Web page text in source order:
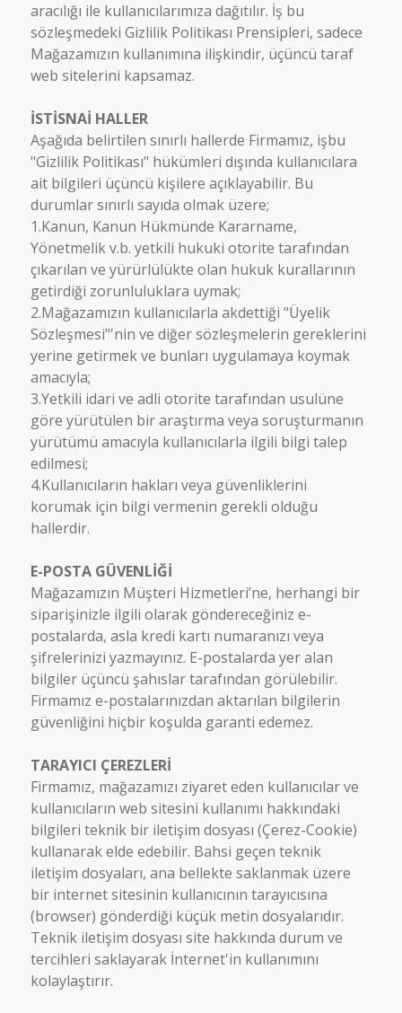
aracılığı ile kullanıcılarımıza dağıtılır. İş bu
sözleşmedeki Gizlilik Politikası Prensipleri, sadece
Mağazamızın kullanımına ilişkindir, üçüncü taraf
web sitelerini kapsamaz.
İSTİSNAİ HALLER
Aşağıda belirtilen sınırlı hallerde Firmamız, işbu
"Gizlilik Politikası" hükümleri dışında kullanıcılara
ait bilgileri üçüncü kişilere açıklayabilir. Bu
durumlar sınırlı sayıda olmak üzere;
1.Kanun, Kanun Hükmünde Kararname,
Yönetmelik v.b. yetkili hukuki otorite tarafından
çıkarılan ve yürürlülükte olan hukuk kurallarının
getirdiği zorunluluklara uymak;
2.Mağazamızın kullanıcılarla akdettiği "Üyelik
Sözleşmesi"'nin ve diğer sözleşmelerin gereklerini
yerine getirmek ve bunları uygulamaya koymak
amacıyla;
3.Yetkili idari ve adli otorite tarafından usulüne
göre yürütülen bir araştırma veya soruşturmanın
yürütümü amacıyla kullanıcılarla ilgili bilgi talep
edilmesi;
4.Kullanıcıların hakları veya güvenliklerini
korumak için bilgi vermenin gerekli olduğu
hallerdir.
E-POSTA GÜVENLİĞİ
Mağazamızın Müşteri Hizmetleri’ne, herhangi bir
siparişinizle ilgili olarak göndereceğiniz e-
postalarda, asla kredi kartı numaranızı veya
şifrelerinizi yazmayınız. E-postalarda yer alan
bilgiler üçüncü şahıslar tarafından görülebilir.
Firmamız e-postalarınızdan aktarılan bilgilerin
güvenliğini hiçbir koşulda garanti edemez.
TARAYICI ÇEREZLERİ
Firmamız, mağazamızı ziyaret eden kullanıcılar ve
kullanıcıların web sitesini kullanımı hakkındaki
bilgileri teknik bir iletişim dosyası (Çerez-Cookie)
kullanarak elde edebilir. Bahsi geçen teknik
iletişim dosyaları, ana bellekte saklanmak üzere
bir internet sitesinin kullanıcının tarayıcısına
(browser) gönderdiği küçük metin dosyalarıdır.
Teknik iletişim dosyası site hakkında durum ve
tercihleri saklayarak İnternet'in kullanımını
kolaylaştırır.